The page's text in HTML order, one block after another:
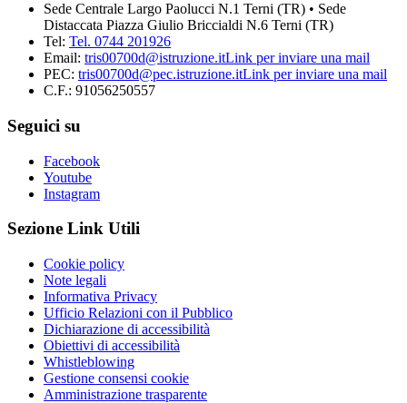
Sede Centrale Largo Paolucci N.1 Terni (TR) • Sede
Distaccata Piazza Giulio Briccialdi N.6 Terni (TR)
Tel: Tel. 0744 201926
Email: tris00700d@istruzione.itLink per inviare una mail
PEC: tris00700d@pec.istruzione.itLink per inviare una mail
C.F.: 91056250557
Seguici su
Facebook
Youtube
Instagram
Sezione Link Utili
Cookie policy
Note legali
Informativa Privacy
Ufficio Relazioni con il Pubblico
Dichiarazione di accessibilità
Obiettivi di accessibilità
Whistleblowing
Gestione consensi cookie
Amministrazione trasparente